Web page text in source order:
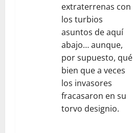
extraterrenas con
los turbios
asuntos de aquí
abajo… aunque,
por supuesto, qué
bien que a veces
los invasores
fracasaron en su
torvo designio.